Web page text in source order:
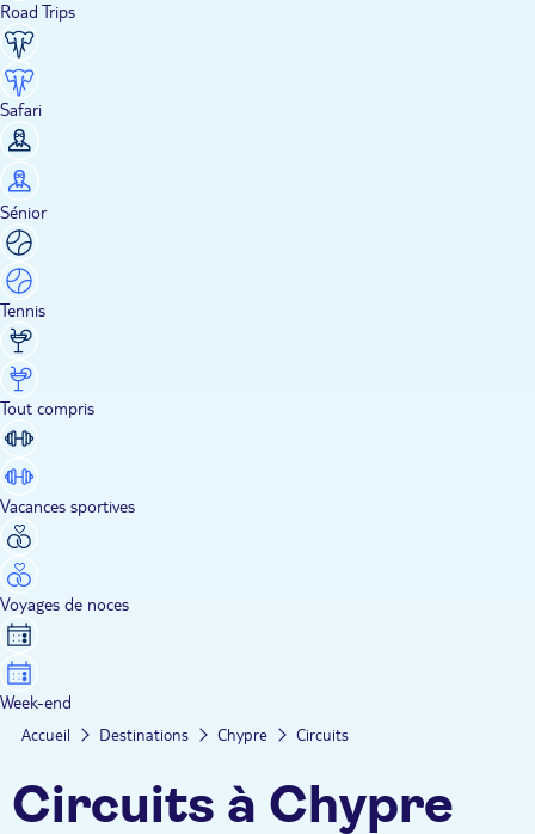
Road Trips
Safari
Sénior
Tennis
Tout compris
Vacances sportives
Voyages de noces
Week-end
Accueil Destinations Chypre Circuits
Circuits à Chypre